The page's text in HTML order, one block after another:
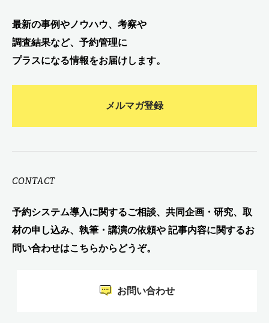
最新の事例やノウハウ、考察や
調査結果など、予約管理に
プラスになる情報をお届けします。
メルマガ登録
CONTACT
予約システム導入に関するご相談、共同企画・研究、取
材の申し込み、執筆・講演の依頼や 記事内容に関するお
問い合わせはこちらからどうぞ。
お問い合わせ